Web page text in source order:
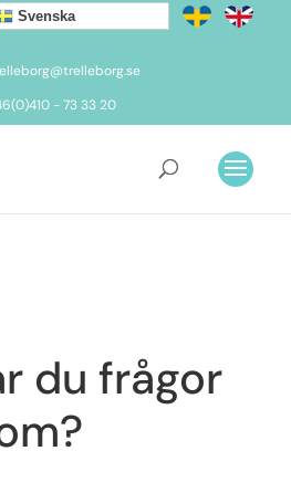
Svenska
- 73 33 20
du frågor